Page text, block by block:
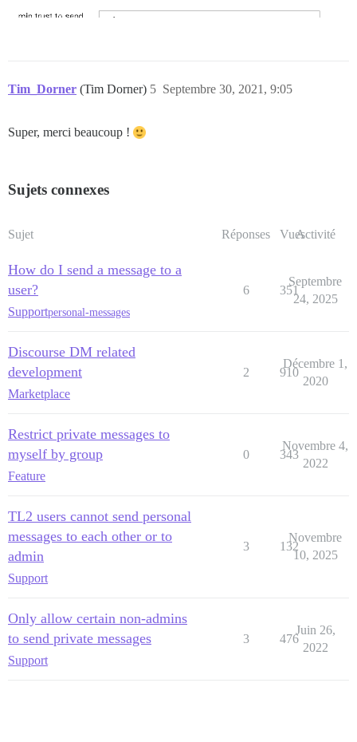
Tim_Dorner (Tim Dorner) Septembre 30, 2021, 9:05
5
Super, merci beaucoup !
Sujets connexes
Sujet Réponses VuesActivité
How do I send a message to a
user?
Supportpersonal-messages
6 351
Septembre
24, 2025
Discourse DM related
development
Marketplace
2 910
Décembre 1,
2020
Restrict private messages to
myself by group
Feature
0 343
Novembre 4,
2022
TL2 users cannot send personal
messages to each other or to
admin
Support
3 132
Novembre
10, 2025
Only allow certain non-admins
to send private messages
Support
3 476
Juin 26,
2022